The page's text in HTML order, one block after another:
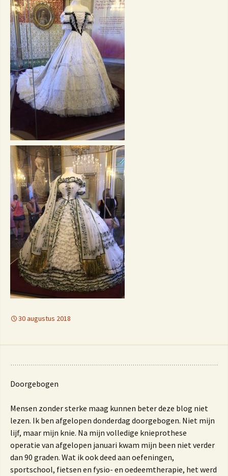
30 augustus 2018
Doorgebogen
Mensen zonder sterke maag kunnen beter deze blog niet
lezen. Ik ben afgelopen donderdag doorgebogen. Niet mijn
lijf, maar mijn knie. Na mijn volledige knieprothese
operatie van afgelopen januari kwam mijn been niet verder
dan 90 graden. Wat ik ook deed aan oefeningen,
sportschool, fietsen en fysio- en oedeemtherapie, het werd